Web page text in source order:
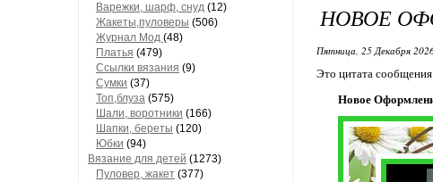
Варежки, шарф, снуд (12)
Жакеты,пуловеры (506)
Журнал Мод (48)
Платья (479)
Ссылки вязания (9)
Сумки (37)
Топ,блуза (575)
Шали, воротники (166)
Шапки, береты (120)
Юбки (94)
Вязание для детей (1273)
Пуловер, жакет (377)
НОВОЕ
Пятница, 25 Декабря
Это цитата сообщения
Новое